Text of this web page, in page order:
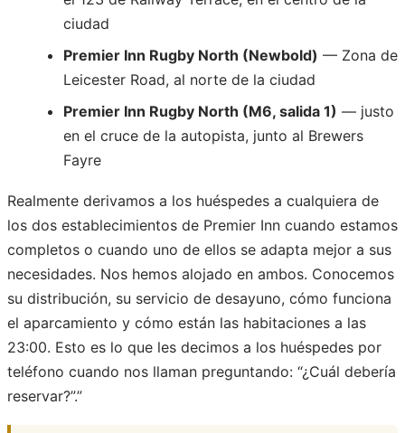
ciudad
Premier Inn Rugby North (Newbold) — Zona de
Leicester Road, al norte de la ciudad
Premier Inn Rugby North (M6, salida 1) — justo
en el cruce de la autopista, junto al Brewers
Fayre
Realmente derivamos a los huéspedes a cualquiera de
los dos establecimientos de Premier Inn cuando estamos
completos o cuando uno de ellos se adapta mejor a sus
necesidades. Nos hemos alojado en ambos. Conocemos
su distribución, su servicio de desayuno, cómo funciona
el aparcamiento y cómo están las habitaciones a las
23:00. Esto es lo que les decimos a los huéspedes por
teléfono cuando nos llaman preguntando: “¿Cuál debería
reservar?”.”